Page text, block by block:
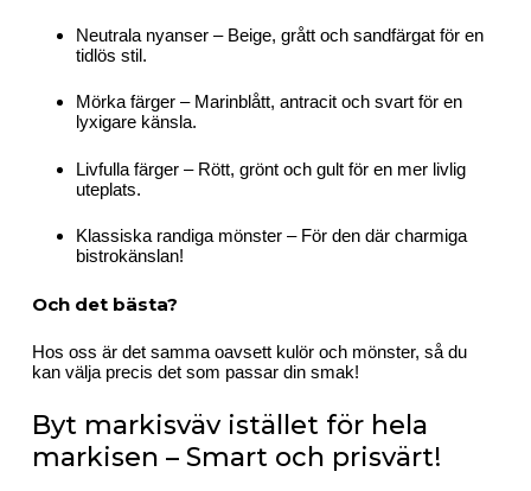
Neutrala nyanser – Beige, grått och sandfärgat för en
tidlös stil.
Mörka färger – Marinblått, antracit och svart för en
lyxigare känsla.
Livfulla färger – Rött, grönt och gult för en mer livlig
uteplats.
Klassiska randiga mönster – För den där charmiga
bistrokänslan!
Och det bästa?
Hos oss är det samma oavsett kulör och mönster, så du
kan välja precis det som passar din smak!
Byt markisväv istället för hela
markisen – Smart och prisvärt!